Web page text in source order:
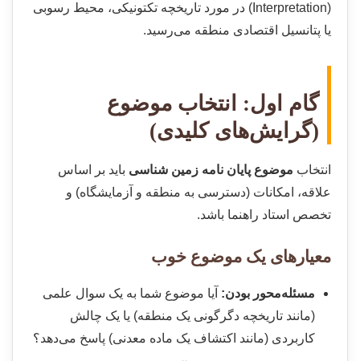
(Interpretation) در مورد تاریخچه تکتونیکی، محیط رسوبی
یا پتانسیل اقتصادی منطقه می‌رسید.
گام اول: انتخاب موضوع
(گرایش‌های کلیدی)
انتخاب موضوع پایان نامه زمین شناسی باید بر اساس
علاقه، امکانات (دسترسی به منطقه و آزمایشگاه) و
تخصص استاد راهنما باشد.
معیارهای یک موضوع خوب
مسئله‌محور بودن: آیا موضوع شما به یک سوال علمی
(مانند تاریخچه دگرگونی یک منطقه) یا یک چالش
کاربردی (مانند اکتشاف یک ماده معدنی) پاسخ می‌دهد؟